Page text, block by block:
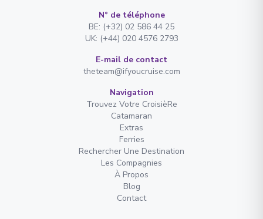
N° de téléphone
BE: (+32) 02 586 44 25
UK: (+44) 020 4576 2793
E-mail de contact
theteam@ifyoucruise.com
Navigation
Trouvez Votre CroisièRe
Catamaran
Extras
Ferries
Rechercher Une Destination
Les Compagnies
À Propos
Blog
Contact